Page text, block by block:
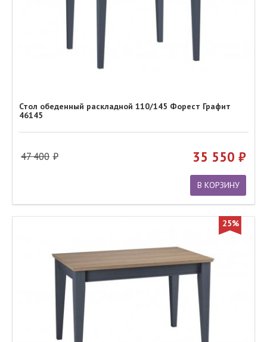
Стол обеденный раскладной 110/145 Форест Графит
46145
47 400 35 550
В КОРЗИНУ
25%